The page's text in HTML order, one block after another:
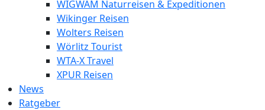
WIGWAM Naturreisen & Expeditionen
Wikinger Reisen
Wolters Reisen
Wörlitz Tourist
WTA-X Travel
XPUR Reisen
News
Ratgeber